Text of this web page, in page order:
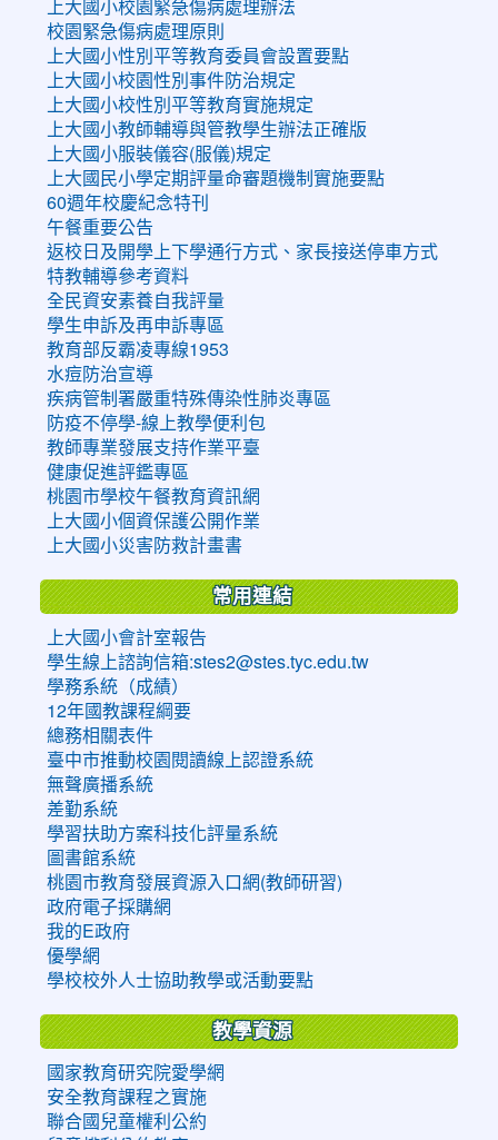
上大國小校園緊急傷病處理辦法
校園緊急傷病處理原則
上大國小性別平等教育委員會設置要點
上大國小校園性別事件防治規定
上大國小校性別平等教育實施規定
上大國小教師輔導與管教學生辦法正確版
上大國小服裝儀容(服儀)規定
上大國民小學定期評量命審題機制實施要點
60週年校慶紀念特刊
午餐重要公告
返校日及開學上下學通行方式、家長接送停車方式
特教輔導參考資料
全民資安素養自我評量
學生申訴及再申訴專區
教育部反霸凌專線1953
水痘防治宣導
疾病管制署嚴重特殊傳染性肺炎專區
防疫不停學-線上教學便利包
教師專業發展支持作業平臺
健康促進評鑑專區
桃園市學校午餐教育資訊網
上大國小個資保護公開作業
上大國小災害防救計畫書
常用連結
上大國小會計室報告
學生線上諮詢信箱:stes2@stes.tyc.edu.tw
學務系統（成績）
12年國教課程綱要
總務相關表件
臺中市推動校園閱讀線上認證系統
無聲廣播系統
差勤系統
學習扶助方案科技化評量系統
圖書館系統
桃園市教育發展資源入口網(教師研習)
政府電子採購網
我的E政府
優學網
學校校外人士協助教學或活動要點
教學資源
國家教育研究院愛學網
安全教育課程之實施
聯合國兒童權利公約